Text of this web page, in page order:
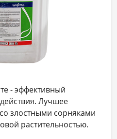
- эффективный
Лучшее
злостными сорняками
растительностью.